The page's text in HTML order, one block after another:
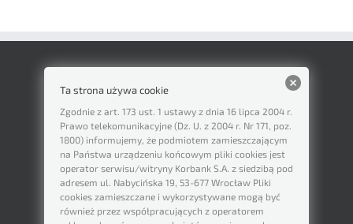
Ta strona używa cookie
Zgodnie z art. 173 ust. 1 ustawy z dnia 16 lipca 2004 r.
Prawo telekomunikacyjne (Dz. U. z 2004 r. Nr 171, poz.
1800) informujemy, że podmiotem zamieszczającym
na Państwa urządzeniu końcowym pliki cookies jest
operator serwisu/witryny Korbank S.A. z siedzibą pod
adresem ul. Nabycińska 19, 53-677 Wrocław Pliki
cookies zamieszczane i wykorzystywane mogą być
również przez współpracujących z operatorem